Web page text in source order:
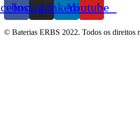
InstagramLinkedinYoutube
© Baterias ERBS 2022. Todos os direitos